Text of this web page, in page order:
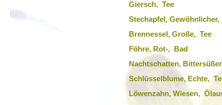
Giersch, Tee
Stechapfel,
Brennessel, Große, Tee
Föhre, Rot-, Bad
Nachtschatten,
Schlüsselblume, Echte,
Löwenzahn, Wiesen,